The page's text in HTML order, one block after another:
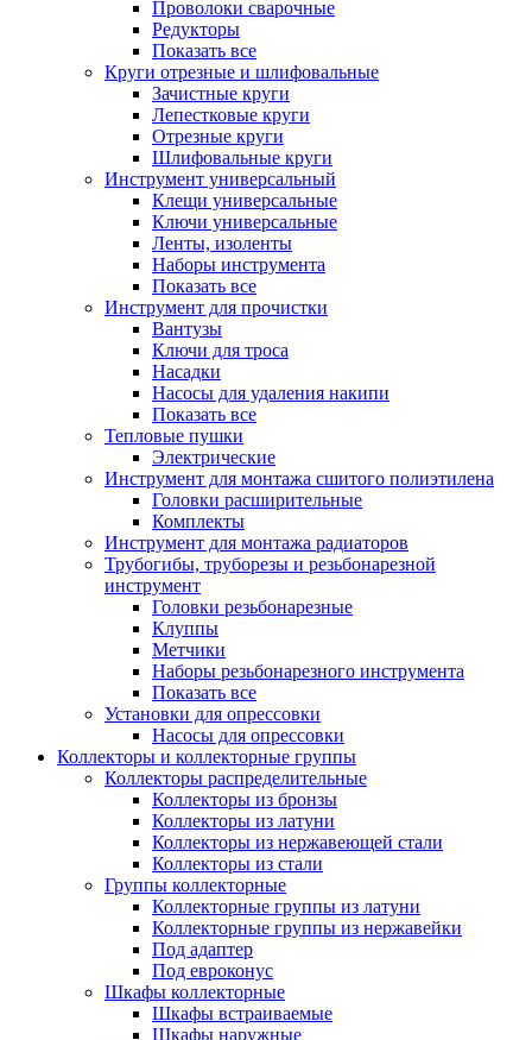
Проволоки сварочные
Редукторы
Показать все
Круги отрезные и шлифовальные
Зачистные круги
Лепестковые круги
Отрезные круги
Шлифовальные круги
Инструмент универсальный
Клещи универсальные
Ключи универсальные
Ленты, изоленты
Наборы инструмента
Показать все
Инструмент для прочистки
Вантузы
Ключи для троса
Насадки
Насосы для удаления накипи
Показать все
Тепловые пушки
Электрические
Инструмент для монтажа сшитого полиэтилена
Головки расширительные
Комплекты
Инструмент для монтажа радиаторов
Трубогибы, труборезы и резьбонарезной
инструмент
Головки резьбонарезные
Клуппы
Метчики
Наборы резьбонарезного инструмента
Показать все
Установки для опрессовки
Насосы для опрессовки
Коллекторы и коллекторные группы
Коллекторы распределительные
Коллекторы из бронзы
Коллекторы из латуни
Коллекторы из нержавеющей стали
Коллекторы из стали
Группы коллекторные
Коллекторные группы из латуни
Коллекторные группы из нержавейки
Под адаптер
Под евроконус
Шкафы коллекторные
Шкафы встраиваемые
Шкафы наружные